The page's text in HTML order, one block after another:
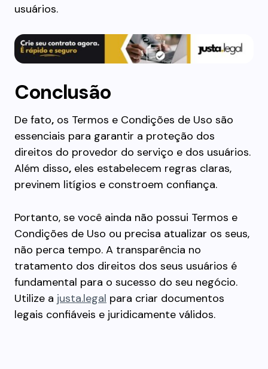
usuários.
Conclusão
De fato, os Termos e Condições de Uso são
essenciais para garantir a proteção dos
direitos do provedor do serviço e dos usuários.
Além disso, eles estabelecem regras claras,
previnem litígios e constroem confiança.
Portanto, se você ainda não possui Termos e
Condições de Uso ou precisa atualizar os seus,
não perca tempo. A transparência no
tratamento dos direitos dos seus usuários é
fundamental para o sucesso do seu negócio.
Utilize a justa.legal para criar documentos
legais confiáveis e juridicamente válidos.